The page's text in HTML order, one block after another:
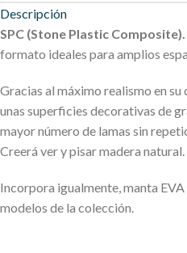
Descripción
SPC (Stone Plastic Composite).
formato ideales para amplios
Gracias al máximo realismo en
unas superficies decorativas de
mayor número de lamas sin
Creerá ver y pisar madera natural.
Incorpora igualmente, manta
modelos de la colección.